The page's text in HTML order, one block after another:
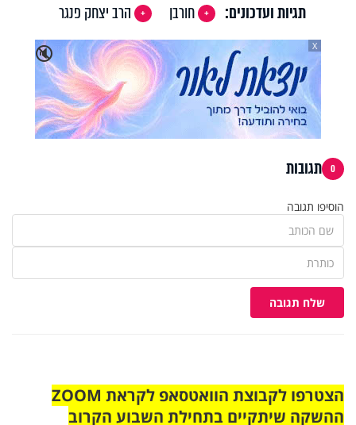
תגיות ועדכונים: חורבן
הרב יצחק פנגר
🔇
X
0 תגובות
הוסיפו תגובה
שלח תגובה
הצטרפו לקבוצת הוואטסאפ לקראת ZOOM
ההשקה שיתקיים בתחילת השבוע הקרוב